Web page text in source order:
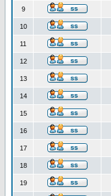
9
10
11
12
13
14
15
16
17
18
19